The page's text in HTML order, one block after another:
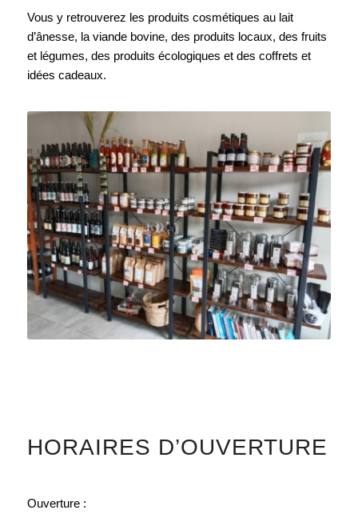
Vous y retrouverez les produits cosmétiques au lait
d’ânesse, la viande bovine, des produits locaux, des fruits
et légumes, des produits écologiques et des coffrets et
idées cadeaux.
HORAIRES D’OUVERTURE
Ouverture :